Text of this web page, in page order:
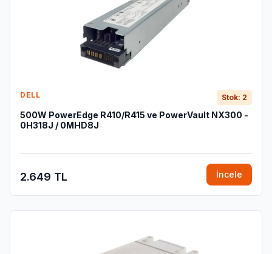
DELL Stok: 2
500W PowerEdge R410/R415 ve PowerVault NX300 -
0H318J / 0MHD8J
2.649 TL İncele